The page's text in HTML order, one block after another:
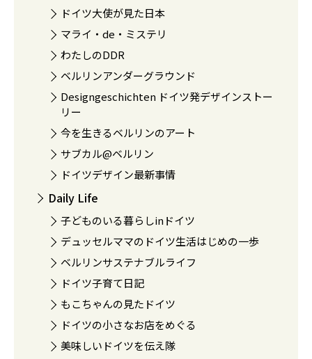
ドイツ大使が見た日本
マライ・de・ミステリ
わたしのDDR
ベルリンアンダーグラウンド
Designgeschichten ドイツ発デザインストー
リー
今を生きるベルリンのアート
サブカル@ベルリン
ドイツデザイン最新事情
Daily Life
子どものいる暮らしinドイツ
デュッセルママのドイツ生活はじめの一歩
ベルリンサステナブルライフ
ドイツ子育て日記
もこちゃんの見たドイツ
ドイツの小さなお店をめぐる
美味しいドイツを伝え隊